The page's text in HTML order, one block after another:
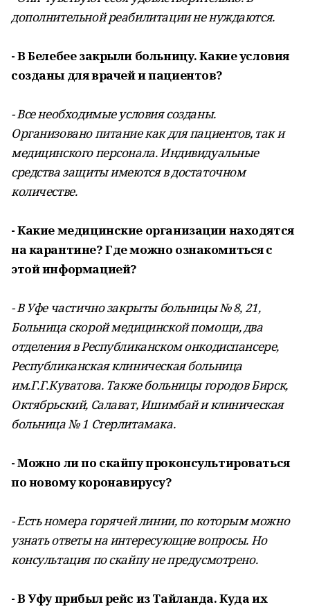
дополнительной реабилитации не нуждаются.
- В Белебее закрыли больницу. Какие условия
созданы для врачей и пациентов?
- Все необходимые условия созданы.
Организовано питание как для пациентов, так и
медицинского персонала. Индивидуальные
средства защиты имеются в достаточном
количестве.
- Какие медицинские организации находятся
на карантине? Где можно ознакомиться с
этой информацией?
- В Уфе частично закрыты больницы № 8, 21,
Больница скорой медицинской помощи, два
отделения в Республиканском онкодиспансере,
Республиканская клиническая больница
им.Г.Г.Куватова. Также больницы городов Бирск,
Октябрьский, Салават, Ишимбай и клиническая
больница № 1 Стерлитамака.
- Можно ли по скайпу проконсультироваться
по новому коронавирусу?
- Есть номера горячей линии, по которым можно
узнать ответы на интересующие вопросы. Но
консультация по скайпу не предусмотрено.
- В Уфу прибыл рейс из Тайланда. Куда их